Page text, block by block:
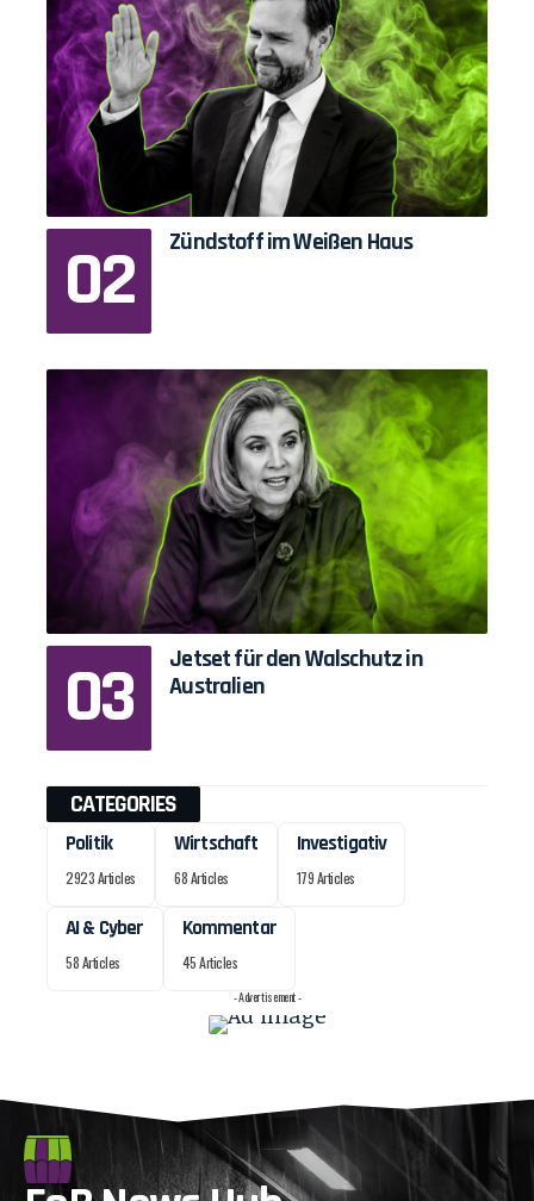
Zündstoff im Weißen Haus
Jetset für den Walschutz in
Australien
CATEGORIES
Politik
2923 Articles
Wirtschaft
68 Articles
Investigativ
179 Articles
AI & Cyber
58 Articles
Kommentar
45 Articles
- Advertisement -